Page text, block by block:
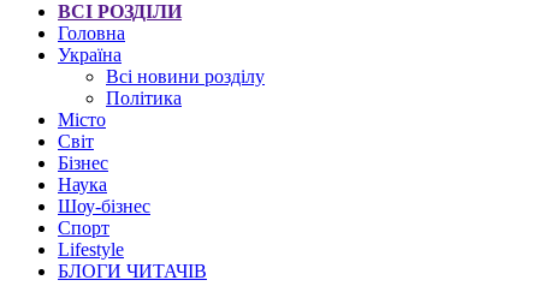
ВСІ РОЗДІЛИ
Головна
Україна
Всі новини розділу
Політика
Місто
Світ
Бізнес
Наука
Шоу-бізнес
Спорт
Lifestyle
БЛОГИ ЧИТАЧІВ